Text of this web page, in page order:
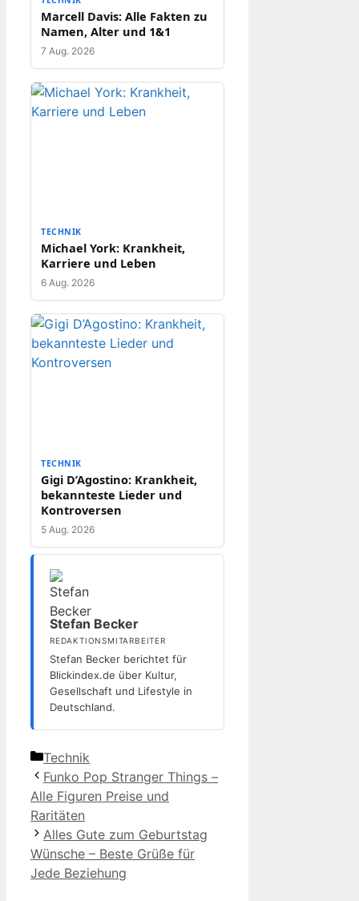
Marcell Davis: Alle Fakten zu
Namen, Alter und 1&1
7 Aug. 2026
TECHNIK
Michael York: Krankheit,
Karriere und Leben
6 Aug. 2026
TECHNIK
Gigi D’Agostino: Krankheit,
bekannteste Lieder und
Kontroversen
5 Aug. 2026
Stefan Becker
REDAKTIONSMITARBEITER
Stefan Becker berichtet für
Blickindex.de über Kultur,
Gesellschaft und Lifestyle in
Deutschland.
Kategorien
Technik
Funko Pop Stranger Things –
Alle Figuren Preise und
Raritäten
Alles Gute zum Geburtstag
Wünsche – Beste Grüße für
Jede Beziehung